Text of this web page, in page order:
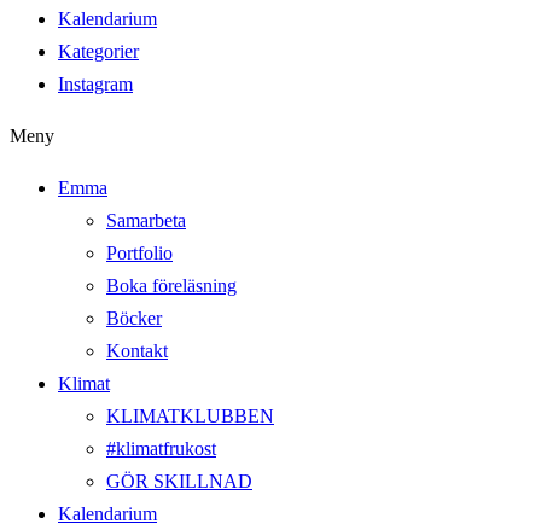
Kalendarium
Kategorier
Instagram
Meny
Emma
Samarbeta
Portfolio
Boka föreläsning
Böcker
Kontakt
Klimat
KLIMATKLUBBEN
#klimatfrukost
GÖR SKILLNAD
Kalendarium